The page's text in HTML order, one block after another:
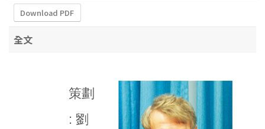
Download PDF
全文
策劃
: 劉